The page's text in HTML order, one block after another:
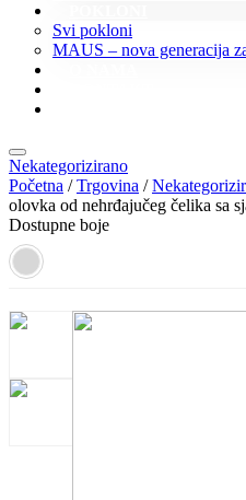
Svi pokloni
MAUS – nova generacija
Nekategorizirano
Početna /Trgovina /
olovka od nehrđajučeg čelika sa
Dostupne boje